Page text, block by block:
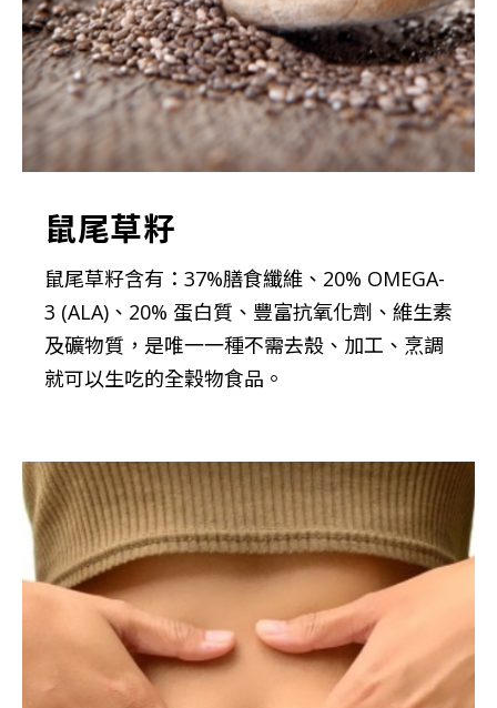
鼠尾草籽
鼠尾草籽含有：37%膳食纖維、20% OMEGA-
3 (ALA)、20% 蛋白質、豐富抗氧化劑、維生素
及礦物質，是唯一一種不需去殼、加工、烹調
就可以生吃的全穀物食品。